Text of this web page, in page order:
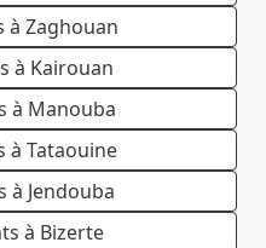
à Zaghouan
à Kairouan
à Manouba
à Tataouine
à Jendouba
à Bizerte